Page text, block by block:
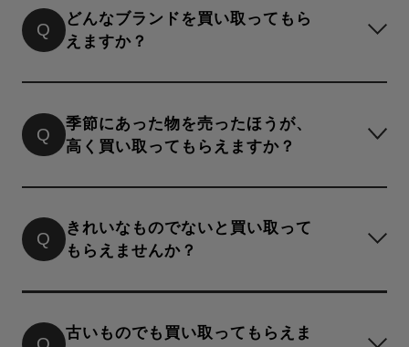
があります。
＜お買い取りできないアイテム＞
水・化粧品 / 使用済みの下着・靴下・水着 / 使用済
みのハンカチ・タオル / 使用済みの着物・浴衣 / マ
スク
＜お買い取りできないブランド＞※代表的なブラン
ドを記載しています。
その他（無印良品 / しまむら 等）
取扱いブランド一覧はこちら
Q
どんなブランドを買い取ってもら
えますか？
ルブランドから、ファッションビルで取り扱うカジ
ュアルブランドまで幅広いブランドが対象です。フ
できないブランドもございますので、お申し込み前
にご確認ください。
取扱いブランドはこちら
Q
季節にあった物を売ったほうが、
高く買い取ってもらえますか？
管理体制があるため、反対シーズンでもシーズン中
と同じ基準でお買い取りいたします。発売された時
くお買い取りができる傾向にあるので、なるべく早
めのご相談をおすすめしております。
Q
きれいなものでないと買い取って
もらえませんか？
買い取り対象です。
古いものでも買い取ってもらえま